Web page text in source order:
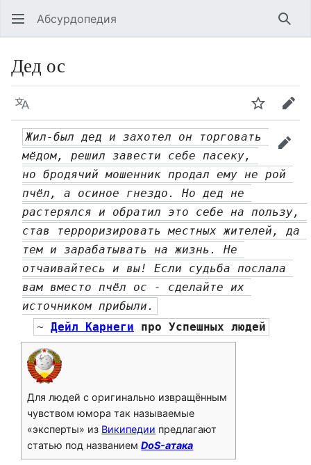
Абсурдопедия
Дед ос
Язык
Жил-был дед и захотел он торговать
мёдом, решил завести себе пасеку,
но бродячий мошенник продал ему не рой
пчёл, а осиное гнездо. Но дед не
растерялся и обратил это себе на пользу,
став терроризировать местных жителей, да
тем и зарабатывать на жизнь. Не
отчаивайтесь и вы! Если судьба послала
вам вместо пчёл ос - сделайте их
источником прибыли.
~ Дейл Карнеги про Успешных людей
Для людей с оригинально извращённым
чувством юмора так называемые
«эксперты» из Википедии предлагают
статью под названиемDoS-атака